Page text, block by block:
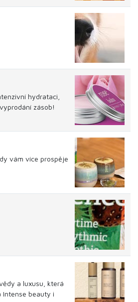
hydrataci,
zásob!
vám více prospěje
a luxusu, která
Intense beauty i